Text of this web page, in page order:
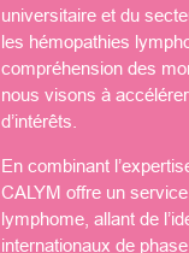
universitaire et du
les hémopathies
compréhension des
nous visons à
d’intérêts.
En combinant
CALYM offre un
lymphome, allant de
internationaux de